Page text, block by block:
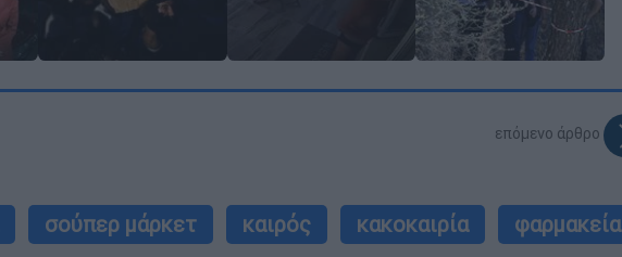
επόμενο άρθρο
σούπερ μάρκετ καιρός κακοκαιρία φαρμακεία